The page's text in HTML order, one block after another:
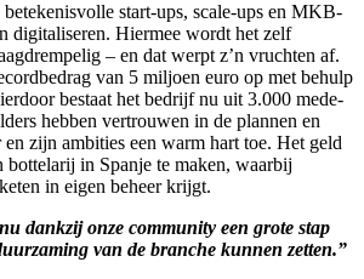
start-ups, scale-ups en MKB-
digitaliseren. Hiermee wordt het zelf
– en dat werpt z’n vruchten af.
van 5 miljoen euro op met behulp
bestaat het bedrijf nu uit 3.000 mede-
hebben vertrouwen in de plannen en
en zijn ambities een warm hart toe. Het geld
in Spanje te maken, waarbij
in eigen beheer krijgt.
dankzij onze community een grote stap
van de branche kunnen zetten.”